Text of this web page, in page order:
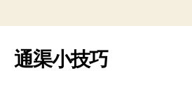
通渠小技巧